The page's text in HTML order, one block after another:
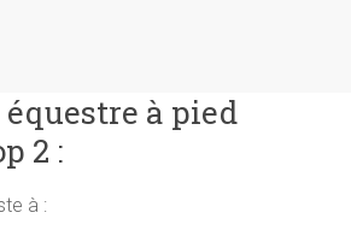
à pied
2 :
à :